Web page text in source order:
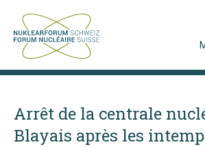
Arrêt de la centrale
Blayais après les